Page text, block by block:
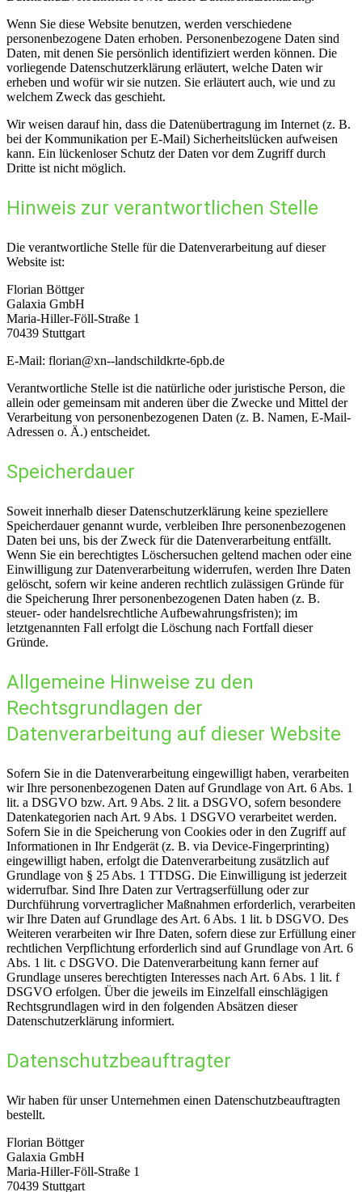
Wenn Sie diese Website benutzen, werden verschiedene
personenbezogene Daten erhoben. Personenbezogene Daten sind
Daten, mit denen Sie persönlich identifiziert werden können. Die
vorliegende Datenschutzerklärung erläutert, welche Daten wir
erheben und wofür wir sie nutzen. Sie erläutert auch, wie und zu
welchem Zweck das geschieht.
Wir weisen darauf hin, dass die Datenübertragung im Internet (z. B.
bei der Kommunikation per E-Mail) Sicherheitslücken aufweisen
kann. Ein lückenloser Schutz der Daten vor dem Zugriff durch
Dritte ist nicht möglich.
Hinweis zur verantwortlichen Stelle
Die verantwortliche Stelle für die Datenverarbeitung auf dieser
Website ist:
Florian Böttger
Galaxia GmbH
Maria-Hiller-Föll-Straße 1
70439 Stuttgart
E-Mail: florian@xn--landschildkrte-6pb.de
Verantwortliche Stelle ist die natürliche oder juristische Person, die
allein oder gemeinsam mit anderen über die Zwecke und Mittel der
Verarbeitung von personenbezogenen Daten (z. B. Namen, E-Mail-
Adressen o. Ä.) entscheidet.
Speicherdauer
Soweit innerhalb dieser Datenschutzerklärung keine speziellere
Speicherdauer genannt wurde, verbleiben Ihre personenbezogenen
Daten bei uns, bis der Zweck für die Datenverarbeitung entfällt.
Wenn Sie ein berechtigtes Löschersuchen geltend machen oder eine
Einwilligung zur Datenverarbeitung widerrufen, werden Ihre Daten
gelöscht, sofern wir keine anderen rechtlich zulässigen Gründe für
die Speicherung Ihrer personenbezogenen Daten haben (z. B.
steuer- oder handelsrechtliche Aufbewahrungsfristen); im
letztgenannten Fall erfolgt die Löschung nach Fortfall dieser
Gründe.
Allgemeine Hinweise zu den
Rechtsgrundlagen der
Datenverarbeitung auf dieser Website
Sofern Sie in die Datenverarbeitung eingewilligt haben, verarbeiten
wir Ihre personenbezogenen Daten auf Grundlage von Art. 6 Abs. 1
lit. a DSGVO bzw. Art. 9 Abs. 2 lit. a DSGVO, sofern besondere
Datenkategorien nach Art. 9 Abs. 1 DSGVO verarbeitet werden.
Sofern Sie in die Speicherung von Cookies oder in den Zugriff auf
Informationen in Ihr Endgerät (z. B. via Device-Fingerprinting)
eingewilligt haben, erfolgt die Datenverarbeitung zusätzlich auf
Grundlage von § 25 Abs. 1 TTDSG. Die Einwilligung ist jederzeit
widerrufbar. Sind Ihre Daten zur Vertragserfüllung oder zur
Durchführung vorvertraglicher Maßnahmen erforderlich, verarbeiten
wir Ihre Daten auf Grundlage des Art. 6 Abs. 1 lit. b DSGVO. Des
Weiteren verarbeiten wir Ihre Daten, sofern diese zur Erfüllung einer
rechtlichen Verpflichtung erforderlich sind auf Grundlage von Art. 6
Abs. 1 lit. c DSGVO. Die Datenverarbeitung kann ferner auf
Grundlage unseres berechtigten Interesses nach Art. 6 Abs. 1 lit. f
DSGVO erfolgen. Über die jeweils im Einzelfall einschlägigen
Rechtsgrundlagen wird in den folgenden Absätzen dieser
Datenschutzerklärung informiert.
Datenschutz­beauftragter
Wir haben für unser Unternehmen einen Datenschutzbeauftragten
bestellt.
Florian Böttger
Galaxia GmbH
Maria-Hiller-Föll-Straße 1
70439 Stuttgart